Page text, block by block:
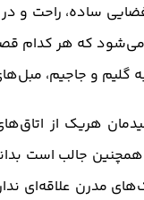
ساده، راحت و
می‌شود که هر کدام
گلیم و جاجیم،
هریک از
همچنین جالب است
مدرن علاقه‌ای